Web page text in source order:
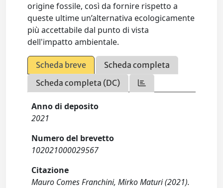
origine fossile, così da fornire rispetto a
queste ultime un’alternativa ecologicamente
più accettabile dal punto di vista
dell'impatto ambientale.
Scheda breve
Scheda completa
Scheda completa (DC)
Anno di deposito
2021
Numero del brevetto
102021000029567
Citazione
Mauro Comes Franchini, Mirko Maturi (2021).